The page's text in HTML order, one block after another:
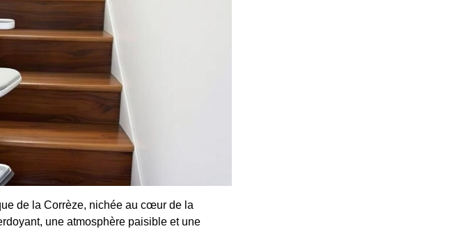
de la Corrèze, nichée au cœur de la
une atmosphère paisible et une